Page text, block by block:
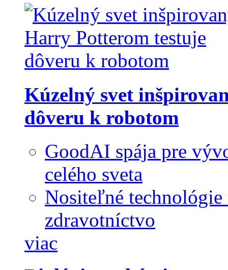
Kúzelný svet
dôveru k robotom
GoodAI spája pre
celého sveta
Nositeľné
zdravotníctvo
viac